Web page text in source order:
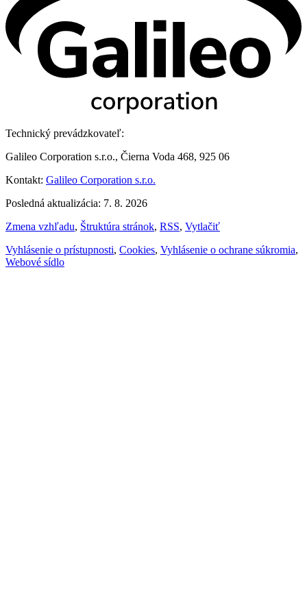
Technický prevádzkovateľ:
Galileo Corporation s.r.o., Čierna Voda 468, 925 06
Kontakt: Galileo Corporation s.r.o.
Posledná aktualizácia: 7. 8. 2026
Zmena vzhľadu, Štruktúra stránok, RSS, Vytlačiť
Vyhlásenie o prístupnosti, Cookies, Vyhlásenie o ochrane súkromia,
Webové sídlo